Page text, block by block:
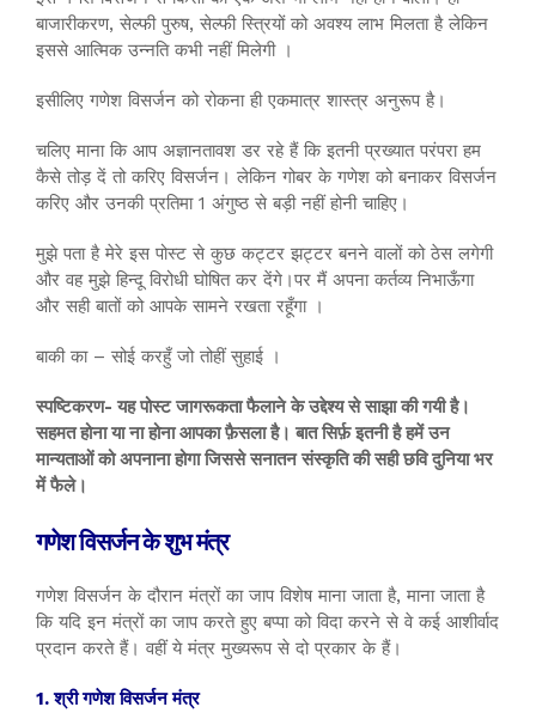
बाजारीकरण, सेल्फी पुरुष, सेल्फी स्त्रियों को अवश्य लाभ मिलता है लेकिन
इससे आत्मिक उन्नति कभी नहीं मिलेगी ।
इसीलिए गणेश विसर्जन को रोकना ही एकमात्र शास्त्र अनुरूप है।
चलिए माना कि आप अज्ञानतावश डर रहे हैं कि इतनी प्रख्यात परंपरा हम
कैसे तोड़ दें तो करिए विसर्जन। लेकिन गोबर के गणेश को बनाकर विसर्जन
करिए और उनकी प्रतिमा 1 अंगुष्ठ से बड़ी नहीं होनी चाहिए।
मुझे पता है मेरे इस पोस्ट से कुछ कट्टर झट्टर बनने वालों को ठेस लगेगी
और वह मुझे हिन्दू विरोधी घोषित कर देंगे।पर मैं अपना कर्तव्य निभाऊँगा
और सही बातों को आपके सामने रखता रहूँगा ।
बाकी का – सोई करहुँ जो तोहीं सुहाई ।
स्पष्टिकरण- यह पोस्ट जागरूकता फैलाने के उद्देश्य से साझा की गयी है।
सहमत होना या ना होना आपका फ़ैसला है। बात सिर्फ़ इतनी है हमें उन
मान्यताओं को अपनाना होगा जिससे सनातन संस्कृति की सही छवि दुनिया भर
में फैले।
गणेश विसर्जन के शुभ मंत्र
गणेश विसर्जन के दौरान मंत्रों का जाप विशेष माना जाता है, माना जाता है
कि यदि इन मंत्रों का जाप करते हुए बप्पा को विदा करने से वे कई आशीर्वाद
प्रदान करते हैं। वहीं ये मंत्र मुख्यरूप से दो प्रकार के हैं।
1. श्री गणेश विसर्जन मंत्र